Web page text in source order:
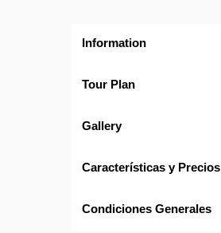
Information
Tour Plan
Gallery
Características y Precios
Condiciones Generales